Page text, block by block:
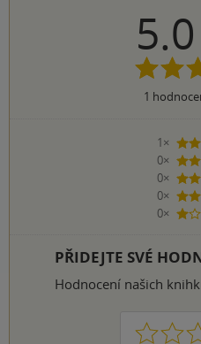
5.0
1
1×
0×
0×
0×
2
0×
1
PŘIDEJTE SVÉ
Hodnocení našich
1 2 3 4